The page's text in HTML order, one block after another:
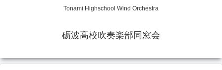
Tonami Highschool Wind Orchestra
砺波高校吹奏楽部同窓会